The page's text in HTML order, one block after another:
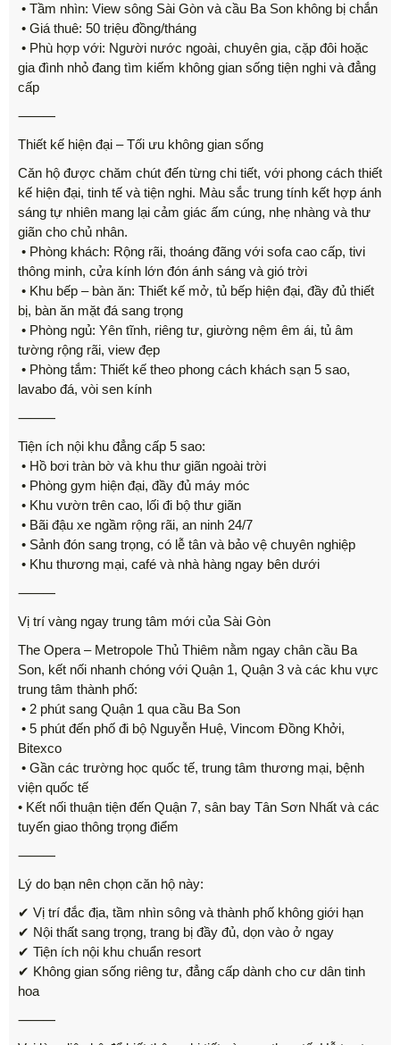
• Tầm nhìn: View sông Sài Gòn và cầu Ba Son không bị chắn
• Giá thuê: 50 triệu đồng/tháng
• Phù hợp với: Người nước ngoài, chuyên gia, cặp đôi hoặc
gia đình nhỏ đang tìm kiếm không gian sống tiện nghi và đẳng
cấp
⸻
Thiết kế hiện đại – Tối ưu không gian sống
Căn hộ được chăm chút đến từng chi tiết, với phong cách thiết
kế hiện đại, tinh tế và tiện nghi. Màu sắc trung tính kết hợp ánh
sáng tự nhiên mang lại cảm giác ấm cúng, nhẹ nhàng và thư
giãn cho chủ nhân.
• Phòng khách: Rộng rãi, thoáng đãng với sofa cao cấp, tivi
thông minh, cửa kính lớn đón ánh sáng và gió trời
• Khu bếp – bàn ăn: Thiết kế mở, tủ bếp hiện đại, đầy đủ thiết
bị, bàn ăn mặt đá sang trọng
• Phòng ngủ: Yên tĩnh, riêng tư, giường nệm êm ái, tủ âm
tường rộng rãi, view đẹp
• Phòng tắm: Thiết kế theo phong cách khách sạn 5 sao,
lavabo đá, vòi sen kính
⸻
Tiện ích nội khu đẳng cấp 5 sao:
• Hồ bơi tràn bờ và khu thư giãn ngoài trời
• Phòng gym hiện đại, đầy đủ máy móc
• Khu vườn trên cao, lối đi bộ thư giãn
• Bãi đậu xe ngầm rộng rãi, an ninh 24/7
• Sảnh đón sang trọng, có lễ tân và bảo vệ chuyên nghiệp
• Khu thương mại, café và nhà hàng ngay bên dưới
⸻
Vị trí vàng ngay trung tâm mới của Sài Gòn
The Opera – Metropole Thủ Thiêm nằm ngay chân cầu Ba
Son, kết nối nhanh chóng với Quận 1, Quận 3 và các khu vực
trung tâm thành phố:
• 2 phút sang Quận 1 qua cầu Ba Son
• 5 phút đến phố đi bộ Nguyễn Huệ, Vincom Đồng Khởi,
Bitexco
• Gần các trường học quốc tế, trung tâm thương mại, bệnh
viện quốc tế
• Kết nối thuận tiện đến Quận 7, sân bay Tân Sơn Nhất và các
tuyến giao thông trọng điểm
⸻
Lý do bạn nên chọn căn hộ này:
✔ Vị trí đắc địa, tầm nhìn sông và thành phố không giới hạn
✔ Nội thất sang trọng, trang bị đầy đủ, dọn vào ở ngay
✔ Tiện ích nội khu chuẩn resort
✔ Không gian sống riêng tư, đẳng cấp dành cho cư dân tinh
hoa
⸻